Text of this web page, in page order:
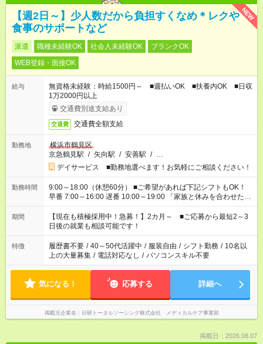
NEW
【週2日～】少人数だから負担すくなめ＊レクや
食事のサポートなど
派遣 職種未経験OK 社会人未経験OK
ブランクOK
WEB登録・面接OK
給与
無資格未経験：時給1500円～ ■週払いOK ■扶養内OK ■日収
1万2000円以上
交通費別途支給あり
交通費 交通費全額支給
勤務地
横浜市鶴見区
京急鶴見駅 / 矢向駅 / 安善駅 / …
デイサービス ■勤務地選べます！お気軽にご相談ください！
勤務時間
9:00～18:00（休憩60分） ■ご希望があれば下記シフトもOK！
早番 7:00～16:00 遅番 10:00～19:00 「家族と休みを合わせた
い」 「余裕を持って夕飯の準備がしたい」 「できれば残業はし
たくない」 など、ご希望を教えてくださいね。 ※Wワーク希望
の方へ 今ご覧のお仕事で希望する勤務時間と、もう1つのお仕事
の勤務時間。 合計で週40時間を超える場合は応募できません。
期間
【現在も積極採用中！急募！】2カ月～ ■ご応募から最短2～3
日後の就業も相談可能です！
特徴 履歴書不要 / 40～50代活躍中 / 服装自由 / シフト勤務 / 10名以
上の大量募集 / 電話対応なし / パソコンスキル不要
気になる！ 応募する 詳細へ
掲載元企業名 日研トータルソーシング株式会社 メディカルケア事業部
掲載日：2026.08.07